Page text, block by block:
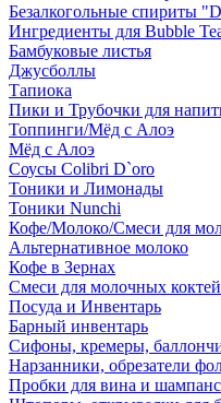
Безалкогольные спириты
Ингредиенты для Bubble
Бамбуковые листья
Джусболлы
Тапиока
Пики и Трубочки для
Топпинги/Мёд с Алоэ
Мёд с Алоэ
Соусы Colibri D`oro
Тоники и Лимонады
Тоники Nunchi
Кофе/Молоко/Смеси для
Альтернативное молоко
Кофе в Зернах
Смеси для молочных
Посуда и Инвентарь
Барный инвентарь
Сифоны, кремеры,
Нарзанники, обрезатели
Пробки для вина и